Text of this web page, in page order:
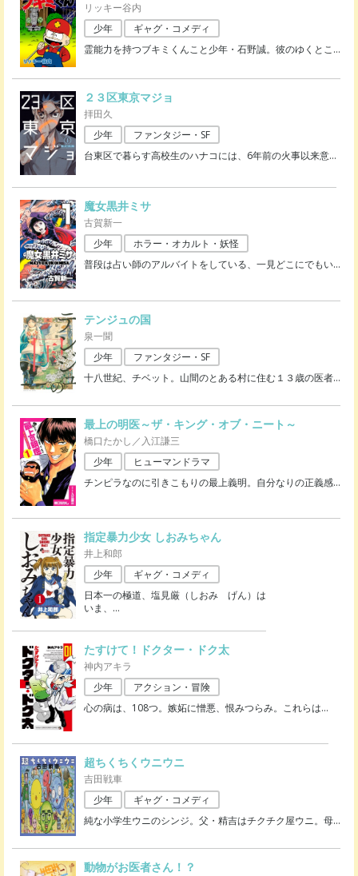
リッキー谷内
少年
ギャグ・コメディ
霊能力を持つブキミくんこと少年・石野誠。彼のゆくとこ…
２３区東京マジョ
拝田久
少年
ファンタジー・SF
台東区で暮らす高校生のハナコには、6年前の火事以来意…
魔女黒井ミサ
古賀新一
少年
ホラー・オカルト・妖怪
普段は占い師のアルバイトをしている、一見どこにでもい…
テンジュの国
泉一聞
少年
ファンタジー・SF
十八世紀、チベット。山間のとある村に住む１３歳の医者…
最上の明医～ザ・キング・オブ・ニート～
橋口たかし／入江謙三
少年
ヒューマンドラマ
チンピラなのに引きこもりの最上義明。自分なりの正義感…
指定暴力少女 しおみちゃん
井上和郎
少年
ギャグ・コメディ
日本一の極道、塩見厳（しおみ げん）は
いま、 …
たすけて！ドクター・ドク太
神内アキラ
少年
アクション・冒険
心の病は、108つ。嫉妬に憎悪、恨みつらみ。これらは…
超ちくちくウニウニ
吉田戦車
少年
ギャグ・コメディ
純な小学生ウニのシンジ。父・精吉はチクチク屋ウニ。母…
動物がお医者さん！？